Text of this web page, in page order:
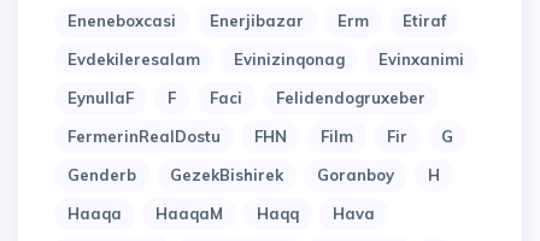
Eneneboxcasi
Enerjibazar Erm
Etiraf
Evdekileresalam
Evinizinqonag
Evinxanimi
EynullaF
F Faci
Felidendogruxeber
FermerinRealDostu
FHN Film Fir
G
Genderb
GezekBishirek Goranboy
H
Haaqa
HaaqaM Haqq
Hava